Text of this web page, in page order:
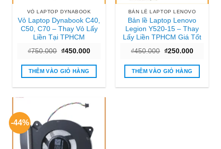
VỎ LAPTOP DYNABOOK
Vỏ Laptop Dynabook C40,
C50, C70 – Thay Vỏ Lấy
Liền Tại TPHCM
₫750.000 Giá
là:
₫750.000.
₫450.000Giá
tại
₫450.000.
THÊM VÀO GIỎ HÀNG
BẢN LỀ LAPTOP LENOVO
Bản lề Laptop Lenovo
Legion Y520-15 – Thay
Lấy Liền TPHCM Giá Tốt
₫450.000 Giá
là:
₫450.000.
₫250.000Giá
tại
THÊM VÀO GIỎ HÀNG
-44%